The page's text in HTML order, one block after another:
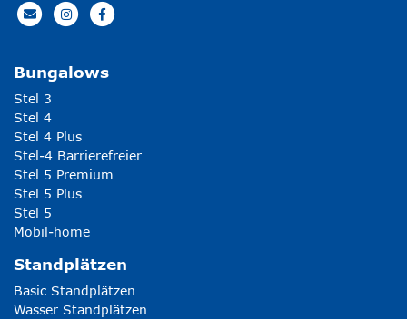
Bungalows
Stel 3
Stel 4
Stel 4 Plus
Stel-4 Barrierefreier
Stel 5 Premium
Stel 5 Plus
Stel 5
Mobil-home
Standplätzen
Basic Standplätzen
Wasser Standplätzen